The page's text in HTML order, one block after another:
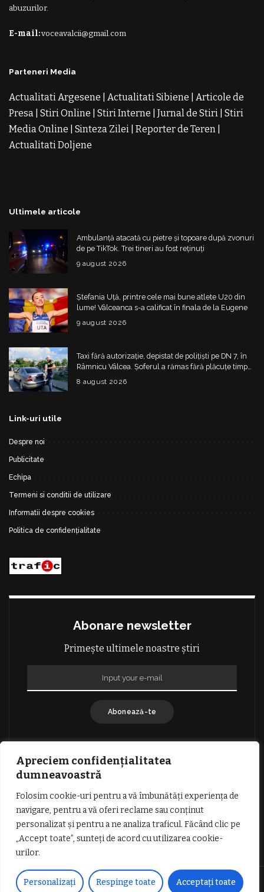
Apreciem confidențialitatea
dumneavoastră
Folosim cookie-uri pentru a vă îmbunătăți experiența de
navigare, pentru a vă oferi reclame sau conținut
personalizat și pentru a ne analiza traficul. Făcând clic pe
„Accept toate”, sunteți de acord cu utilizarea cookie-
urilor.
Personalizați Respinge toate Acceptați toate
abuzurilor.
E-mail:voceavalcii@gmail.com
Parteneri Media
Actualitati Argesene Actualitati Sibiene
Articole de
Presa Stiri Online Stiri Interne Jurnal de Stiri Stiri
Media Online
Sinteza Zilei Reporter de Teren
Actualitati Doljene
Ultimele articole
Ambulanță atacată cu pietre și topoare după zvonuri
de pe TikTok. Trei tineri au fost reținuți
9 august 2026
Ștefania Uță, printre cele mai bune atlete U20 din
lume! Vâlceanca s-a calificat în finala de la Eugene
9 august 2026
Taxi fără autorizație, depistat de polițiști pe DN 7, în
Râmnicu Vâlcea. Șoferul a rămas fără plăcuțe timp
de 6 luni
8 august 2026
Link-uri utile
Despre noi
Publicitate
Echipa
Termeni si conditii de utilizare
Informatii despre cookies
Politica de confidențialitate
Abonare newsletter
Primește ultimele noastre știri
Abonează-te
TERMENI SI CONDITII DE UTILIZARE
INFORMATII DESPRE COOKIES
DESPRE NOI
PUBLICITATE
© Copyright Vocea Vâlcii | Toate drepturile rezervate | Site creat cu